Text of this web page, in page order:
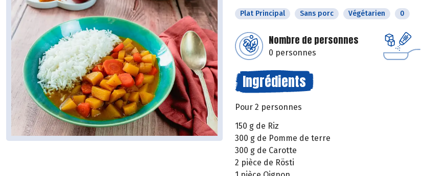
Plat Principal Sans porc Végétarien 0
Nombre de personnes
0 personnes
Ingrédients
Pour 2 personnes
150 g de Riz
300 g de Pomme de terre
300 g de Carotte
2 pièce de Rösti